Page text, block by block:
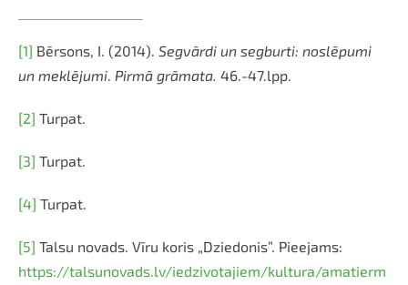
[1] Bērsons, I. (2014). Segvārdi un segburti: noslēpumi
un meklējumi Pirmā grāmata. 46.-47.lpp.
[2] Turpat.
[3] Turpat.
[4] Turpat.
[5] Talsu novads. Vīru koris „Dziedonis”. Pieejams:
https://talsunovads.lv/iedzivotajiem/kultura/amatierm